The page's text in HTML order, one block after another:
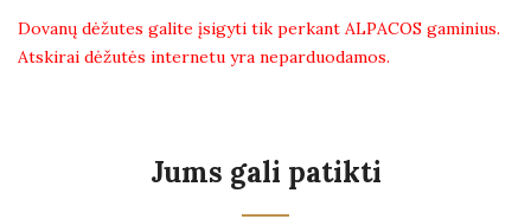
Dovanų dėžutes galite įsigyti tik perkant ALPACOS gaminius.
Atskirai dėžutės internetu yra neparduodamos.
Jums gali patikti